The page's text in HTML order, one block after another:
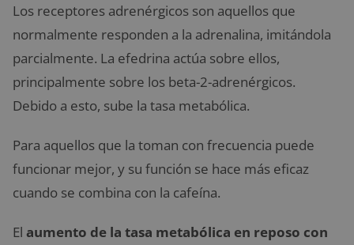
Los receptores adrenérgicos son aquellos que
normalmente responden a la adrenalina, imitándola
parcialmente. La efedrina actúa sobre ellos,
principalmente sobre los beta-2-adrenérgicos.
Debido a esto, sube la tasa metabólica.
Para aquellos que la toman con frecuencia puede
funcionar mejor, y su función se hace más eficaz
cuando se combina con la cafeína.
El aumento de la tasa metabólica en reposo con